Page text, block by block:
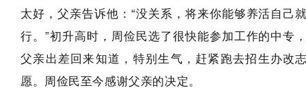
太好，父亲告诉他：“没关系，将来你能够养活自己
行。”初升高时，周俭民选了很快能参加工作的中专
父亲出差回来知道，特别生气，赶紧跑去招生办改
愿。周俭民至今感谢父亲的决定。